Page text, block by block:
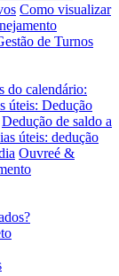
Como visualizar
de Turnos
do calendário:
úteis: Dedução
Dedução de saldo a
úteis: dedução
Ouvreé &